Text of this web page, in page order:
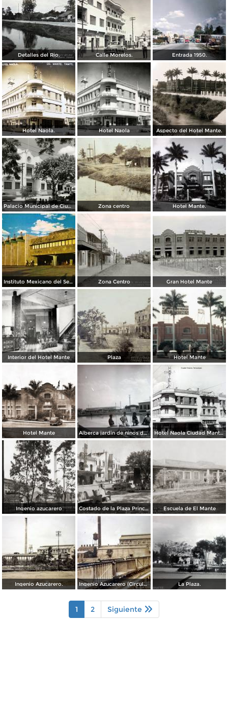
Detalles del Rio. Calle Morelos. Entrada 1950.
Hotel Naola. Hotel Naola Aspecto del Hotel Mante.
Palacio Municipal de Ciudad Mante Zona centro Hotel Mante.
Instituto Mexicano del Seguro Social Zona Centro Gran Hotel Mante
Interior del Hotel Mante Plaza Hotel Mante
Hotel Mante Alberca jardin de ninos del Ingenio el Mante. Hotel Naola Ciudad Mante, Tamaulipas 1950.
Ingenio azucarero Costado de la Plaza Principal Escuela de El Mante
Ingenio Azucarero. Ingenio Azucarero (Circulada el 23 de Marzo de 1957) La Plaza.
1 2 Siguiente